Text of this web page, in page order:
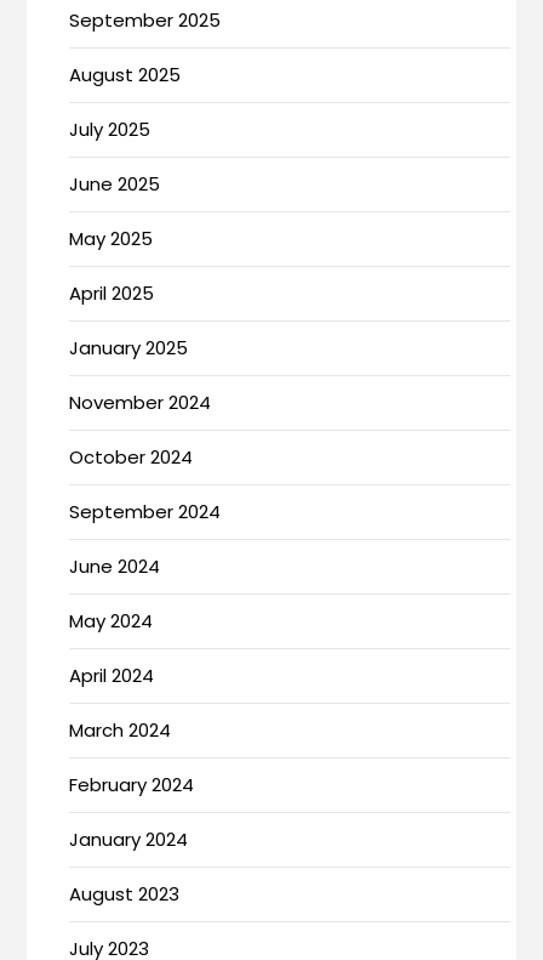
September 2025
August 2025
July 2025
June 2025
May 2025
April 2025
January 2025
November 2024
October 2024
September 2024
June 2024
May 2024
April 2024
March 2024
February 2024
January 2024
August 2023
July 2023